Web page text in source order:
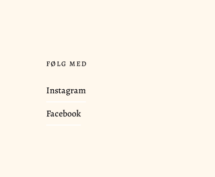
FØLG MED
Instagram
Facebook